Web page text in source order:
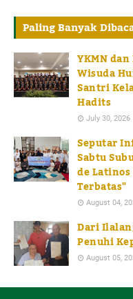
Paling Banyak
YKMN
Wisuda
Santri
Hadits
July 30, 2026
Seputar
Sabtu
de
Terbatas"
August 04,
Dari
Penuhi
August 05,